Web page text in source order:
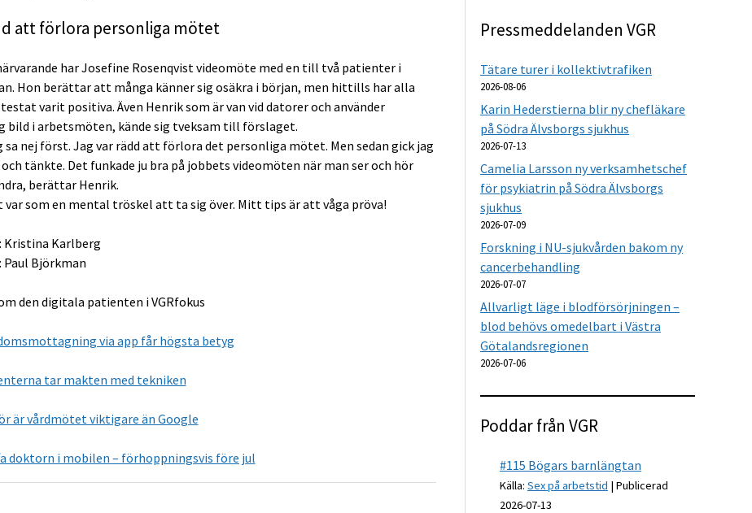
att förlora personliga mötet
har Josefine Rosenqvist videomöte med en till två patienter i
Hon berättar att många känner sig osäkra i början, men hittills har alla
varit positiva. Även Henrik som är van vid datorer och använder
bild i arbetsmöten, kände sig tveksam till förslaget.
sa nej först. Jag var rädd att förlora det personliga mötet. Men sedan gick jag
tänkte. Det funkade ju bra på jobbets videomöten när man ser och hör
berättar Henrik.
var som en mental tröskel att ta sig över. Mitt tips är att våga pröva!
Kristina Karlberg
Paul Björkman
den digitala patienten i VGRfokus
via app får högsta betyg
tar makten med tekniken
är vårdmötet viktigare än Google
doktorn i mobilen – förhoppningsvis före jul
Pressmeddelanden VGR
Tätare turer i kollektivtrafiken
2026-08-06
Karin Hederstierna blir ny chefläkare
på Södra Älvsborgs sjukhus
2026-07-13
Camelia Larsson ny verksamhetschef
för psykiatrin på Södra Älvsborgs
sjukhus
2026-07-09
Forskning i NU-sjukvården bakom ny
cancerbehandling
2026-07-07
Allvarligt läge i blodförsörjningen –
blod behövs omedelbart i Västra
Götalandsregionen
2026-07-06
Poddar från VGR
#115 Bögars barnlängtan
Källa:Sex på arbetstid
Publicerad
2026-07-13